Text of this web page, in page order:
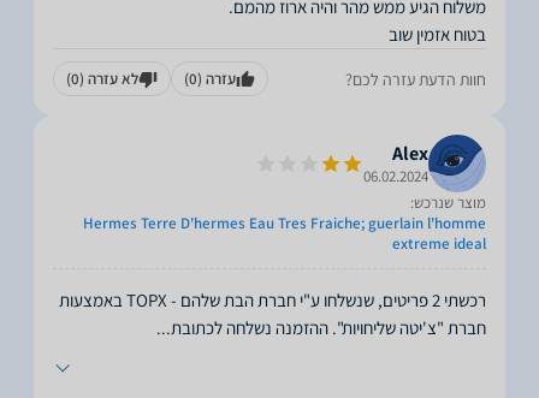
בטוח אזמין שוב
חוות הדעת עזרה לכם? עזרה (0) לא עזרה (0)
Alex
06.02.2024
מוצר שנרכש:
Hermes Terre D'hermes Eau Tres Fraiche; guerlain l'homme
extreme ideal
רכשתי 2 פריטים, שנשלחו ע"י חברת הבת שלהם - TOPX באמצעות
חברת "צ'יטה שליחויות". ההזמנה נשלחה לכתובת...